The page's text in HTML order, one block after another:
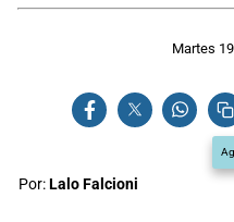
Martes
Por:Lalo Falcioni